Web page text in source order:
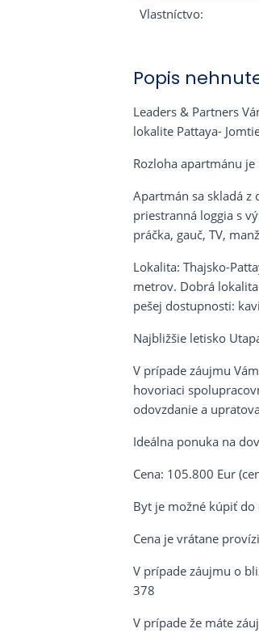
Vlastníctvo:
Popis
Leaders & Partners
lokalite Pattaya-
Rozloha apartmánu
Apartmán sa skladá z
priestranná loggia s
práčka, gauč, TV,
Lokalita: Thajsko-
metrov. Dobrá
pešej dostupnosti:
Najbližšie letisko
V prípade záujmu
hovoriaci
odovzdanie a
Ideálna ponuka na
Cena: 105.800 Eur
Byt je možné kúpiť
Cena je vrátane
V prípade záujmu o
378
V prípade že máte